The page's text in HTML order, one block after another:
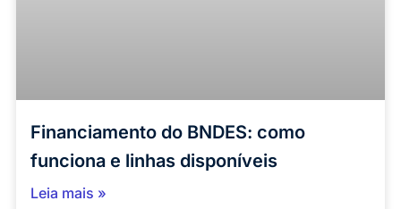
Financiamento do BNDES: como
funciona e linhas disponíveis
Leia mais »